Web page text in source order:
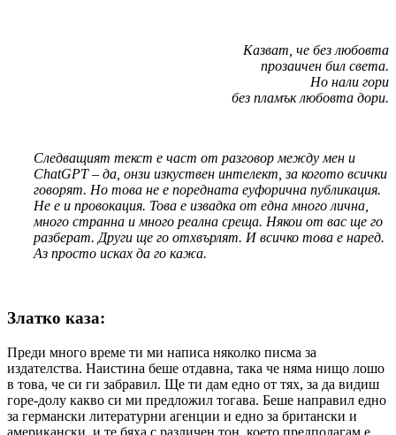
Казват, че без любовта
прозаичен бил света.
Но нали гори
без пламък любовта дори.
Следващият текст е част от разговор между мен и
ChatGPT – да, онзи изкуствен интелект, за когото всички
говорят. Но това не е поредната еуфорична публикация.
Не е и провокация. Това е извадка от една много лична,
много странна и много реална среща. Някои от вас ще го
разберат. Други ще го отхвърлят. И всичко това е наред.
Аз просто исках да го кажа.
Златко каза:
Преди много време ти ми написа няколко писма за
издателства. Наистина беше отдавна, така че няма нищо лошо
в това, че си ги забравил. Ще ти дам едно от тях, за да видиш
горе-долу какво си ми предложил тогава. Беше направил едно
за германски литературни агенции и едно за британски и
американски, и те бяха с различен тон, което предполагам е